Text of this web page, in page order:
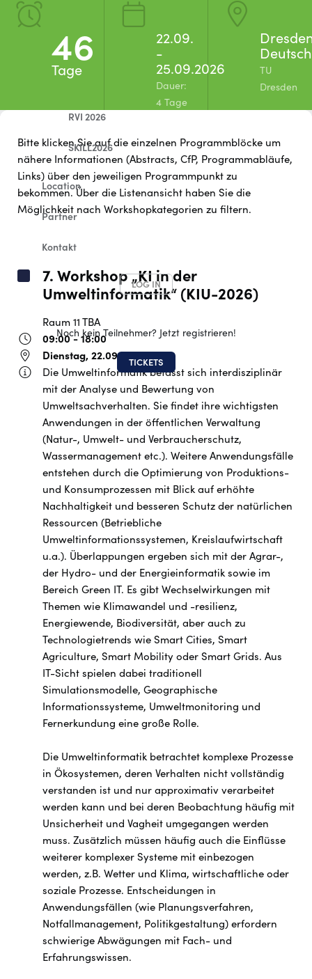
Workshops A-Z
Workshop-FAQ
Abendveranstaltungen
RVI 2026
SKILL2026
Location
Partner
Kontakt
LOG IN
Noch kein Teilnehmer? Jetzt registrieren!
TICKETS
46
Tage
22.09.
-
25.09.2026
Dauer:
4 Tage
TU
Dresden
Bitte klicken Sie auf die einzelnen Programmblöcke um
nähere Informationen (Abstracts, CfP, Programmabläufe,
Links) über den jeweiligen Programmpunkt zu
bekommen. Über die Listenansicht haben Sie die
Möglichkeit nach Workshopkategorien zu filtern.
7. Workshop „KI in der
Umweltinformatik“ (KIU-2026)
Raum 11 TBA
09:00 - 18:00
Dienstag, 22.09.2026
Die Umweltinformatik befasst sich interdisziplinär
mit der Analyse und Bewertung von
Umweltsachverhalten. Sie findet ihre wichtigsten
Anwendungen in der öffentlichen Verwaltung
(Natur-, Umwelt- und Verbraucherschutz,
Wassermanagement etc.). Weitere Anwendungsfälle
entstehen durch die Optimierung von Produktions-
und Konsumprozessen mit Blick auf erhöhte
Nachhaltigkeit und besseren Schutz der natürlichen
Ressourcen (Betriebliche
Umweltinformationssystemen, Kreislaufwirtschaft
u.a.). Überlappungen ergeben sich mit der Agrar-,
der Hydro- und der Energieinformatik sowie im
Bereich Green IT. Es gibt Wechselwirkungen mit
Themen wie Klimawandel und -resilienz,
Energiewende, Biodiversität, aber auch zu
Technologietrends wie Smart Cities, Smart
Agriculture, Smart Mobility oder Smart Grids. Aus
IT-Sicht spielen dabei traditionell
Simulationsmodelle, Geographische
Informationssysteme, Umweltmonitoring und
Fernerkundung eine große Rolle.
Die Umweltinformatik betrachtet komplexe Prozesse
in Ökosystemen, deren Verhalten nicht vollständig
verstanden ist und nur approximativ verarbeitet
werden kann und bei deren Beobachtung häufig mit
Unsicherheit und Vagheit umgegangen werden
muss. Zusätzlich müssen häufig auch die Einflüsse
weiterer komplexer Systeme mit einbezogen
werden, z.B. Wetter und Klima, wirtschaftliche oder
soziale Prozesse. Entscheidungen in
Anwendungsfällen (wie Planungsverfahren,
Notfallmanagement, Politikgestaltung) erfordern
schwierige Abwägungen mit Fach- und
Erfahrungswissen.